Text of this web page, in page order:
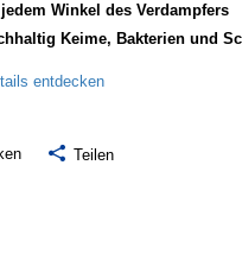
Winkel des Verdampfers
Keime, Bakterien und
entdecken
Teilen